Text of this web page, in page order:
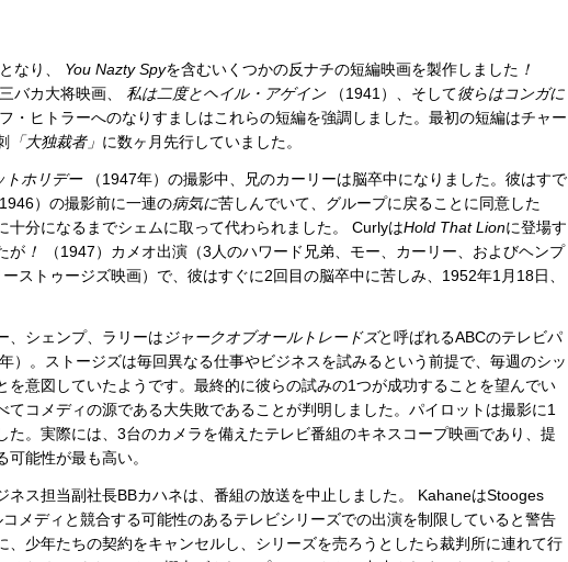
なり、 You Nazty Spyを含むいくつかの反ナチの短編映画を製作しました ！
バカ大将映画、 私は二度とヘイル・アゲイン（1941）、そして彼らはコンガに
・ヒトラーへのなりすましはこれらの短編を強調しました。最初の短編はチャー
「大独裁者」 に数ヶ月先行していました。
トホリデー（1947年）の撮影中、兄のカーリーは脳卒中になりました。彼はすで
）の撮影前に一連の病気に苦しんでいて、グループに戻ることに同意した
十分になるまでシェムに取って代わられました。 CurlyはHold That Lionに登場す
が ！
（1947）カメオ出演（3人のハワード兄弟、モー、カーリー、およびヘンプ
ストゥージズ映画）で、彼はすぐに2回目の脳卒中に苦しみ、1952年1月18日、
、シェンプ、ラリーは ジャークオブオールトレードズと呼ばれるABCのテレビパ
）。ストージズは毎回異なる仕事やビジネスを試みるという前提で、毎週のシッ
を意図していたようです。最終的に彼らの試みの1つが成功することを望んでい
てコメディの源である大失敗であることが判明しました。パイロットは撮影に1
た。実際には、3台のカメラを備えたテレビ番組のキネスコープ映画であり、提
能性が最も高い。
ネス担当副社長BBカハネは、番組の放送を中止しました。 KahaneはStooges
メディと競合する可能性のあるテレビシリーズでの出演を制限していると警告
、少年たちの契約をキャンセルし、シリーズを売ろうとしたら裁判所に連れて行